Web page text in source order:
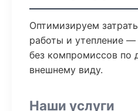
Оптимизируем
работы и утепление
без компромиссов по
внешнему виду.
Наши услуги